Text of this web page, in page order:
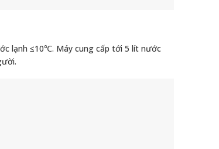
lạnh ≤10℃. Máy cung cấp tới 5 lít nước